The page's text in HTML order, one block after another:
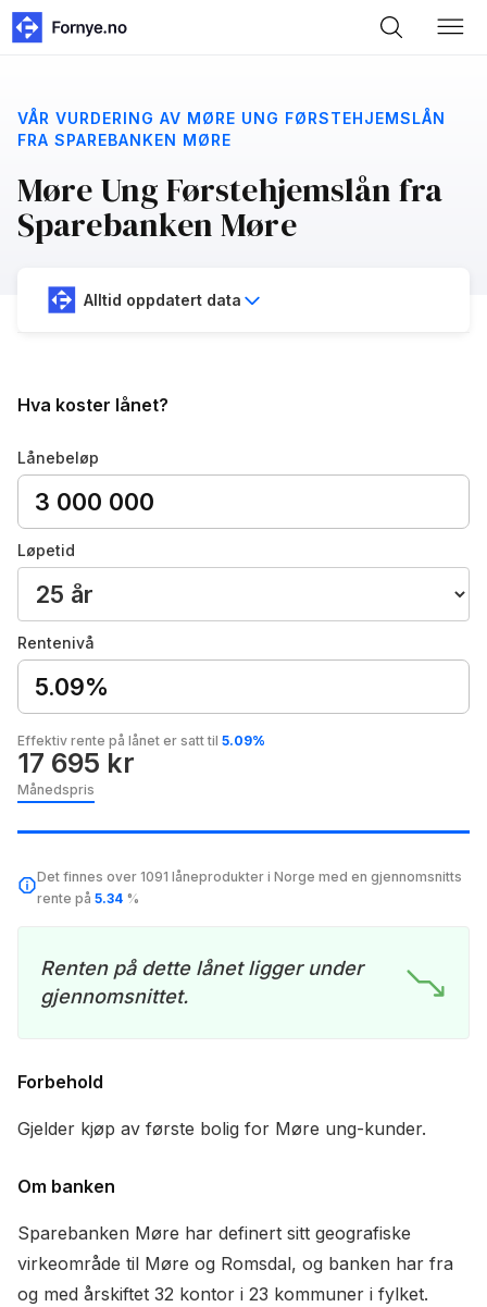
VÅR VURDERING AV MØRE UNG FØRSTEHJEMSLÅN
FRA SPAREBANKEN MØRE
Møre Ung Førstehjemslån fra
Sparebanken Møre
Alltid oppdatert data
Hva koster lånet?
Lånebeløp
Løpetid
Rentenivå
5.09%
Effektiv rente på lånet er satt til 5.09%
17 695 kr
Månedspris
Det finnes over 1091 låneprodukter i Norge med en gjennomsnitts
rente på 5.34 %
Renten på dette lånet ligger under
gjennomsnittet.
Forbehold
Gjelder kjøp av første bolig for Møre ung-kunder.
Om banken
Sparebanken Møre har definert sitt geografiske
virkeområde til Møre og Romsdal, og banken har fra
og med årskiftet 32 kontor i 23 kommuner i fylket.